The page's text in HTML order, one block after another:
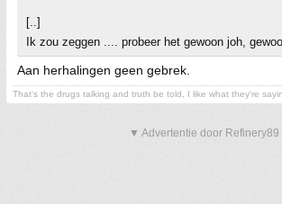
[..]
Ik zou zeggen .... probeer het gewoon joh,
Aan herhalingen geen gebrek.
That's the drugs talking and truth be told, I like what they're
▼ Advertentie door Refinery89